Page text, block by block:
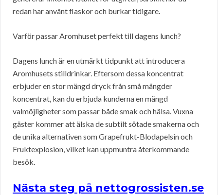
redan har använt flaskor och burkar tidigare.
Varför passar Aromhuset perfekt till dagens lunch?
Dagens lunch är en utmärkt tidpunkt att introducera
Aromhusets stilldrinkar. Eftersom dessa koncentrat
erbjuder en stor mängd dryck från små mängder
koncentrat, kan du erbjuda kunderna en mängd
valmöjligheter som passar både smak och hälsa. Vuxna
gäster kommer att älska de subtilt sötade smakerna och
de unika alternativen som Grapefrukt-Blodapelsin och
Fruktexplosion, vilket kan uppmuntra återkommande
besök.
Nästa steg på nettogrossisten.se